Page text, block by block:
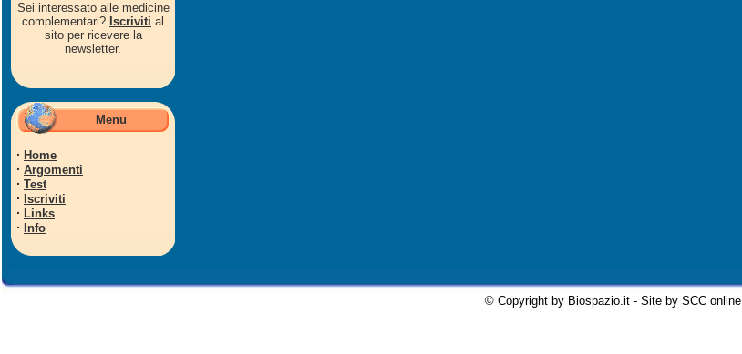
Sei interessato alle medicine
complementari? Iscriviti al
sito per ricevere la
newsletter.
Menu
· Home
· Argomenti
· Test
· Iscriviti
· Links
· Info
© Copyright by Biospazio.it - Site by SCC online